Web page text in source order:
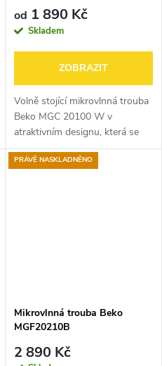
od 1 890 Kč
Skladem
ZOBRAZIT
Volně stojící mikrovlnná trouba
Beko MGC 20100 W v
atraktivním designu, která se
dokonale hodí do každé
kuchyně. Vnitřní objem trouby
PRÁVĚ NASKLADNĚNO
Mikrovlnná trouba Beko
MGF20210B
2 890 Kč